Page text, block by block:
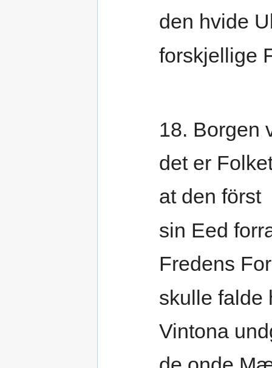
den hvide
forskjellige
18. Borgen
det er
at den först
sin Eed
Fredens
skulle falde
Vintona